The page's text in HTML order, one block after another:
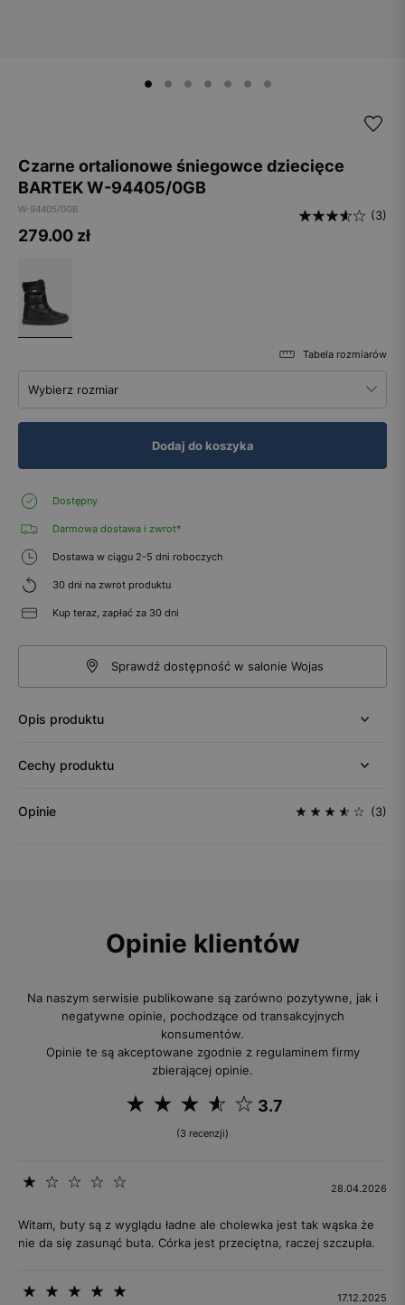
Czarne ortalionowe śniegowce dziecięce
BARTEK W-94405/0GB
W-94405/0GB (3)
279.00 zł
Tabela rozmiarów
Wybierz rozmiar
Dodaj do koszyka
Dostępny
Darmowa dostawa i zwrot*
Dostawa w ciągu 2-5 dni roboczych
30 dni na zwrot produktu
Kup teraz, zapłać za 30 dni
Sprawdź dostępność w salonie Wojas
Opis produktu
Cechy produktu
Opinie (3)
Opinie klientów
Na naszym serwisie publikowane są zarówno pozytywne, jak i
negatywne opinie, pochodzące od transakcyjnych
konsumentów.
Opinie te są akceptowane zgodnie z regulaminem firmy
zbierającej opinie.
3.7
(3 recenzji)
28.04.2026
Witam, buty są z wyglądu ładne ale cholewka jest tak wąska że
nie da się zasunąć buta. Córka jest przeciętna, raczej szczupła.
17.12.2025